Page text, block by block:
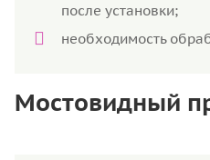
после установки;
необходимость
Мостовидный